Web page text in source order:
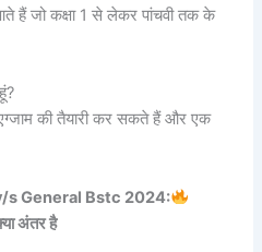
हैं जो कक्षा 1 से लेकर पांचवी तक के
की तैयारी कर सकते हैं और एक
s General Bstc 2024:
अंतर है